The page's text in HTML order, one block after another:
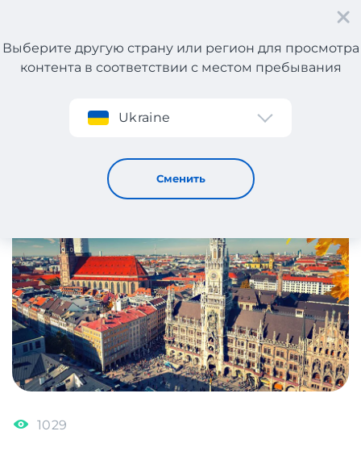
Регистрация
Выберите другую страну или регион для просмотра
контента в соответствии с местом пребывания
Ukraine
Сменить
Внимание! Изменение адреса склада myMeest в
Германии
1029